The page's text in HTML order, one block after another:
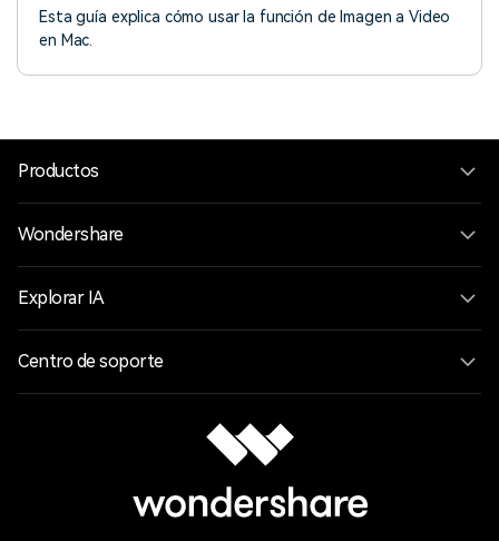
Esta guía explica cómo usar la función de Imagen a Video
en Mac.
Productos
Wondershare
Explorar IA
Centro de soporte